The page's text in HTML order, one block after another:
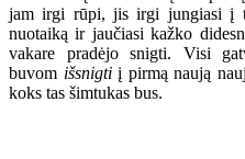
jam irgi rūpi, jis irgi jungiasi į
nuotaiką ir jaučiasi kažko
vakare pradėjo snigti. Visi
buvom išsnigtiį pirmą naują
koks tas šimtukas bus.